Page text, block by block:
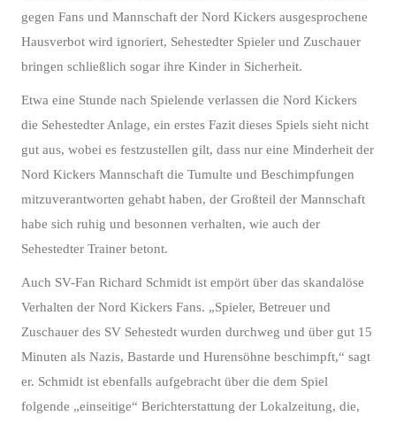
gegen Fans und Mannschaft der Nord Kickers ausgesprochene
Hausverbot wird ignoriert, Sehestedter Spieler und Zuschauer
bringen schließlich sogar ihre Kinder in Sicherheit.
Etwa eine Stunde nach Spielende verlassen die Nord Kickers
die Sehestedter Anlage, ein erstes Fazit dieses Spiels sieht nicht
gut aus, wobei es festzustellen gilt, dass nur eine Minderheit der
Nord Kickers Mannschaft die Tumulte und Beschimpfungen
mitzuverantworten gehabt haben, der Großteil der Mannschaft
habe sich ruhig und besonnen verhalten, wie auch der
Sehestedter Trainer betont.
Auch SV-Fan Richard Schmidt ist empört über das skandalöse
Verhalten der Nord Kickers Fans. „Spieler, Betreuer und
Zuschauer des SV Sehestedt wurden durchweg und über gut 15
Minuten als Nazis, Bastarde und Hurensöhne beschimpft,“ sagt
er. Schmidt ist ebenfalls aufgebracht über die dem Spiel
folgende „einseitige“ Berichterstattung der Lokalzeitung, die,